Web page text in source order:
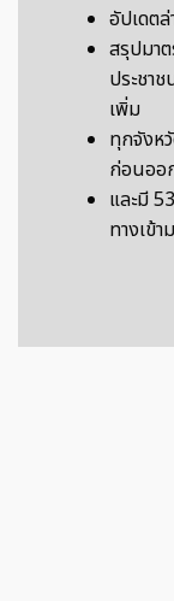
อัปเดต
สรุปมา
ประชา
เพิ่ม
ทุกจังห
ก่อนออ
และมี
ทางเข้